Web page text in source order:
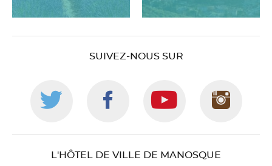
SUIVEZ-NOUS SUR
Suivez-
nous
Suivez-
nous
Suivez-
nous
L'HÔTEL DE VILLE DE MANOSQUE